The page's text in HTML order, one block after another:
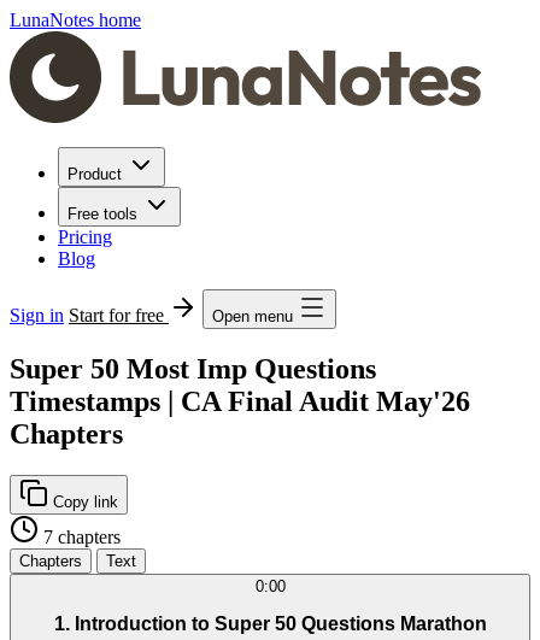
LunaNotes home
Product
Free tools
Pricing
Blog
Sign in Start for free Open menu
Super 50 Most Imp Questions
Timestamps | CA Final Audit May'26
Chapters
Copy link
7 chapters
Chapters
Text
0:00
1. Introduction to Super 50 Questions Marathon